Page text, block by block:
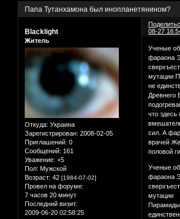
Папа Тутанхамона был инопланетянином?
08-27
Blacklight
Житель
Откуда: Украина
Зарегистрирован: 2008-02-05
Приглашений: 0
Сообщений: 161
Уважение: +5
Пол: Мужской
Возраст: 42 [1984-07-02]
Провел на форуме:
7 часов 20 минут
Последний визит:
2009-06-20 02:58:25
Ученые
фараона
мутации
не
Древнего
что здесь
сил. А
врачей
половой
Ученые
фараона
мутации